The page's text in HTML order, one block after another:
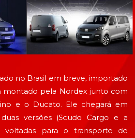
no Brasil em breve, importado
montado pela Nordex junto com
e o Ducato. Ele chegará em
versões (Scudo Cargo e a
voltadas para o transporte de